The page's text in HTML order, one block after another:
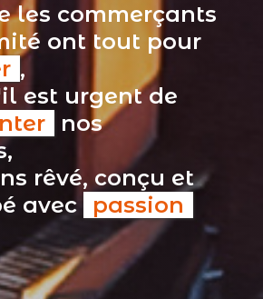
les commerçants
ont tout pour
,
est urgent de
nos
rêvé, conçu et
avec passion